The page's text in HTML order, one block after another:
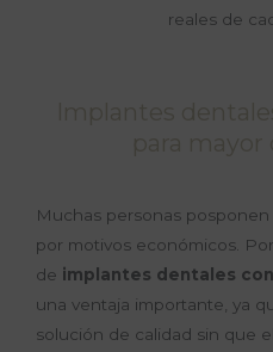
reales de
Muchas personas
por motivos económicos.
de implantes dentales
una ventaja importante, ya
solución de calidad sin que